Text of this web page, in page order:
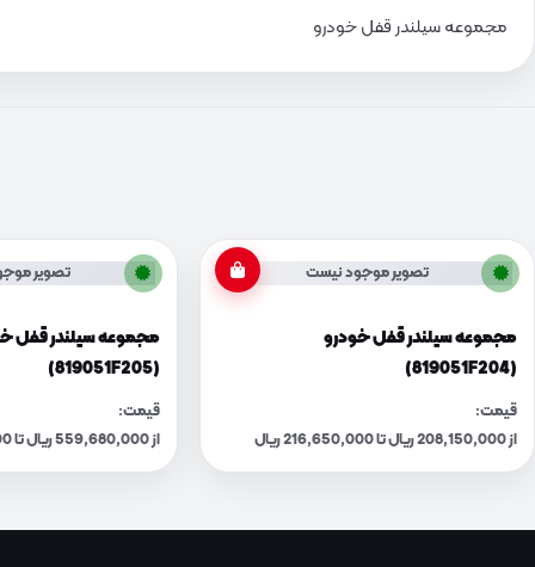
مجموعه سیلندر قفل خودرو
تصویر موجود نیست
مجموعه سیلندر قفل خودرو
(819051F204)
قیمت:
از 208,150,000 ریال تا 216,650,000 ریال
تصویر
مجموعه سیلندر قفل
(819051F205)
قیمت:
از 559,680,000 ریال تا 582,530,000 ریال